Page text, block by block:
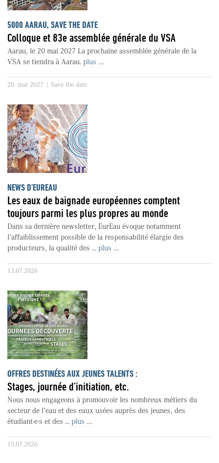
5000 AARAU, SAVE THE DATE
Colloque et 83e assemblée générale du VSA
Aarau, le 20 mai 2027 La prochaine assemblée générale de la
VSA se tiendra à Aarau. plus ....
20. mai 2027 | Save the date
NEWS D’EUREAU
Les eaux de baignade européennes comptent
toujours parmi les plus propres au monde
Dans sa dernière newsletter, EurEau évoque notamment
l’affaiblissement possible de la responsabilité élargie des
producteurs, la qualité des ... plus ....
13.07.2026
OFFRES DESTINÉES AUX JEUNES TALENTS :
Stages, journée d’initiation, etc.
Nous nous engageons à promouvoir les nombreux métiers du
secteur de l’eau et des eaux usées auprès des jeunes, des
étudiant·e·s et des ... plus ....
15.07.2026